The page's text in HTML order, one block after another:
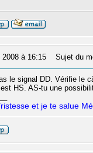
à 16:15 Sujet du
le signal DD. Vérifie le
HS. AS-tu une
et je te salue